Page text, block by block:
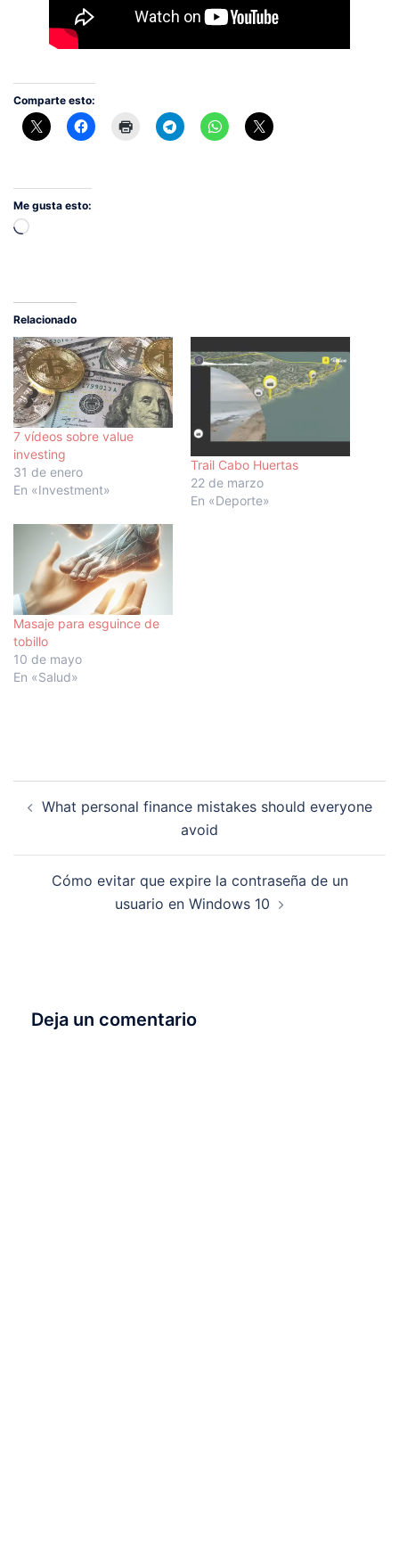
Comparte esto:
Me gusta esto:
Cargando...
Relacionado
7 vídeos sobre value
investing
31 de enero
En «Investment»
Trail Cabo Huertas
22 de marzo
En «Deporte»
Masaje para esguince de
tobillo
10 de mayo
En «Salud»
de What personal finance mistakes should everyone
avoid
Cómo evitar que expire la contraseña de un
usuario en Windows 10
Deja un comentario